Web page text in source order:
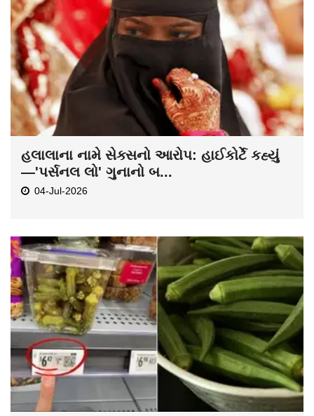
હલાલાના નામે સેક્સનો આરોપ: હાઈકોર્ટે કહ્યું
—'પર્સનલ લો' ગુનાનો બ...
04-Jul-2026